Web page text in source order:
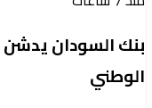
بنك السودان
الوطني